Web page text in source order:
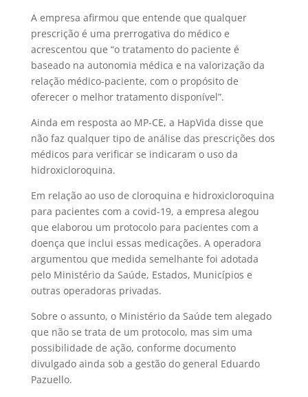
A empresa afirmou que entende que qualquer
prescrição é uma prerrogativa do médico e
acrescentou que “o tratamento do paciente é
baseado na autonomia médica e na valorização da
relação médico-paciente, com o propósito de
oferecer o melhor tratamento disponível”.
Ainda em resposta ao MP-CE, a HapVida disse que
não faz qualquer tipo de análise das prescrições dos
médicos para verificar se indicaram o uso da
hidroxicloroquina.
Em relação ao uso de cloroquina e hidroxicloroquina
para pacientes com a covid-19, a empresa alegou
que elaborou um protocolo para pacientes com a
doença que inclui essas medicações. A operadora
argumentou que medida semelhante foi adotada
pelo Ministério da Saúde, Estados, Municípios e
outras operadoras privadas.
Sobre o assunto, o Ministério da Saúde tem alegado
que não se trata de um protocolo, mas sim uma
possibilidade de ação, conforme documento
divulgado ainda sob a gestão do general Eduardo
Pazuello.